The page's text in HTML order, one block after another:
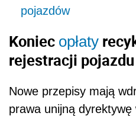
pojazdów
Koniec opłaty
rejestracji
Nowe przepisy mają
prawa unijną dyrektywę